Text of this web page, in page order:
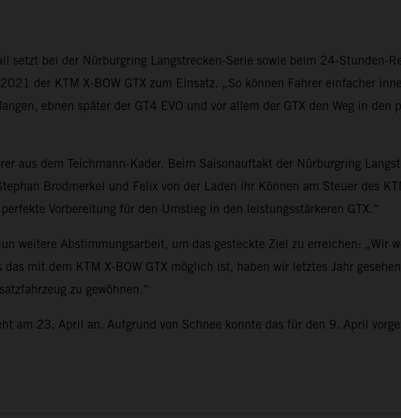
setzt bei der Nürburgring Langstrecken-Serie sowie beim 24-Stunden-
der KTM X-BOW GTX zum Einsatz. „So können Fahrer einfacher
ebnen später der GT4 EVO und vor allem der GTX den Weg in den
aus dem Teichmann-Kader. Beim Saisonauftakt der Nürburgring
Brodmerkel und Felix von der Laden ihr Können am Steuer des
Vorbereitung für den Umstieg in den leistungsstärkeren GTX.“
weitere Abstimmungsarbeit, um das gesteckte Ziel zu erreichen: „Wir
mit dem KTM X-BOW GTX möglich ist, haben wir letztes Jahr
zu gewöhnen.“
am 23. April an. Aufgrund von Schnee konnte das für den 9. April